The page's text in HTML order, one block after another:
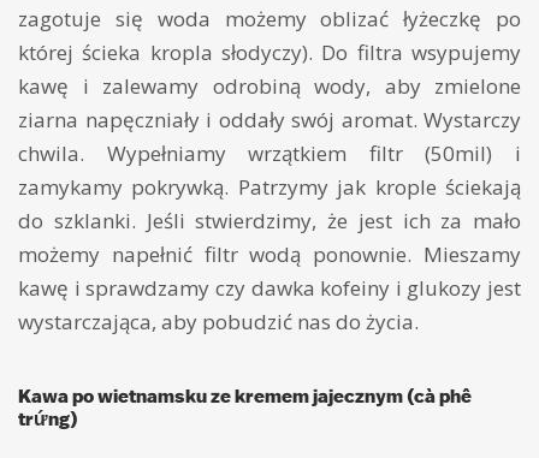
zagotuje się woda możemy oblizać łyżeczkę po
której ścieka kropla słodyczy). Do filtra wsypujemy
kawę i zalewamy odrobiną wody, aby zmielone
ziarna napęczniały i oddały swój aromat. Wystarczy
chwila. Wypełniamy wrzątkiem filtr (50mil) i
zamykamy pokrywką. Patrzymy jak krople ściekają
do szklanki. Jeśli stwierdzimy, że jest ich za mało
możemy napełnić filtr wodą ponownie. Mieszamy
kawę i sprawdzamy czy dawka kofeiny i glukozy jest
wystarczająca, aby pobudzić nas do życia.
Kawa po wietnamsku ze kremem jajecznym (cà phê
trứng)